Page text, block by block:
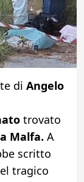
di Angelo
trovato
Malfa. A
scritto
tragico